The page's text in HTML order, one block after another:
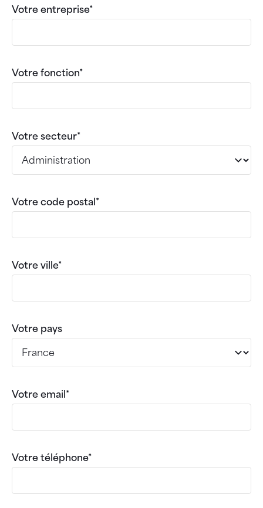
Votre entreprise*
Votre fonction*
Votre secteur*
Votre code postal*
Votre ville*
Votre pays
Votre email*
Votre téléphone*